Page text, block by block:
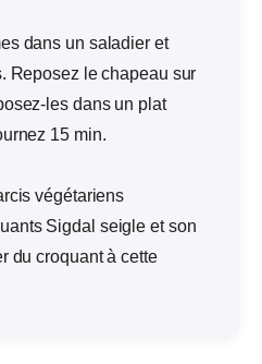
dans un saladier et
Reposez le chapeau sur
les dans un plat
15 min.
végétariens
Sigdal seigle et son
du croquant à cette